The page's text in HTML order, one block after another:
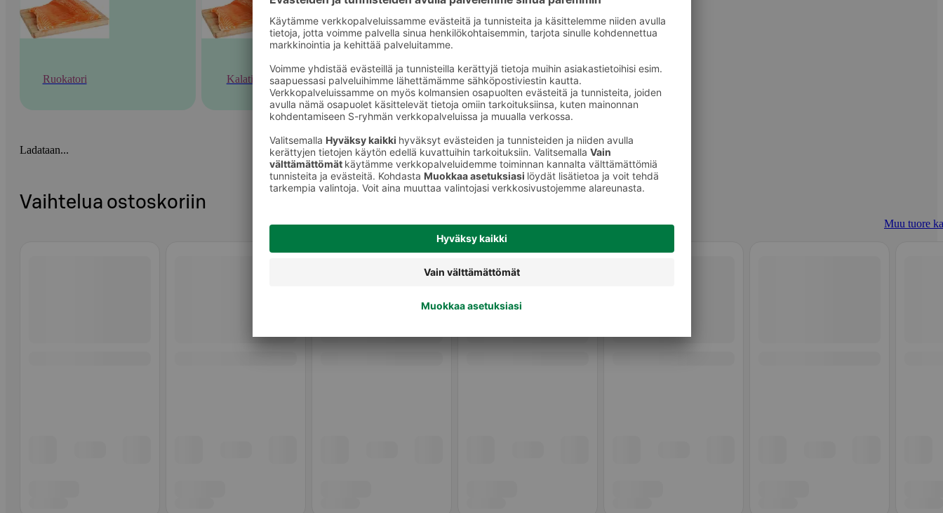
Ruokatori Kalatiski Muu tuore kala
Ladataan...
Vaihtelua ostoskoriin
Muu tuore